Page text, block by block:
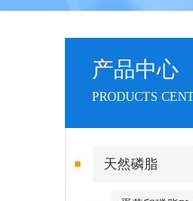
产品中心
PRODUCTS
天然磷脂